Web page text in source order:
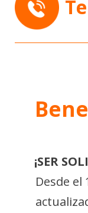
¡SER
Desde el